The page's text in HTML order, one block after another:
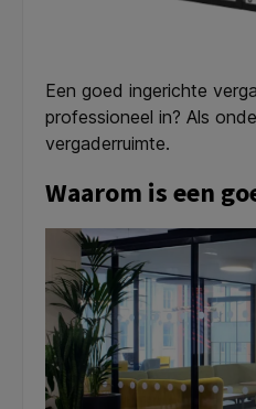
Een goed ingerichte
professioneel in? Als
vergaderruimte.
Waarom is een